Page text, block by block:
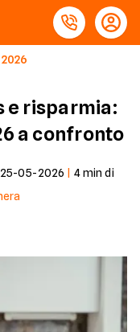
e risparmia:
a confronto
25-05-2026 4min di